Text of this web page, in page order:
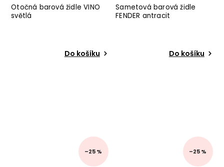
Otočná barová židle VINO
světlá
Do košíku
Sametová barová židle
FENDER antracit
Do košíku
–25 % –25 %